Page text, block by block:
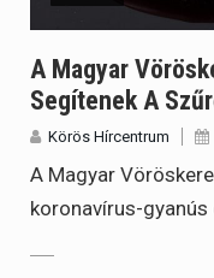
A Magyar
Segítenek A
Körös Hírcentrum
A Magyar
koronavírus-